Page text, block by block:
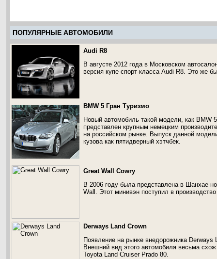
ПОПУЛЯРНЫЕ АВТОМОБИЛИ
Audi R8
В августе 2012 года в Московском
версия купе спорт-класса Audi R8. Это же
BMW 5 Гран Туризмо
Новый автомобиль такой модели, как BMW
представлен крупным немецким
на российском рынке. Выпуск данной
кузова как пятидверный хэтчбек.
Great Wall Cowry
В 2006 году была представлена в Шанхае
Wall. Этот минивэн поступил в
Derways Land Crown
Появление на рынке внедорожника Derways
Внешний вид этого автомобиля весьма
Toyota Land Cruiser Prado 80.